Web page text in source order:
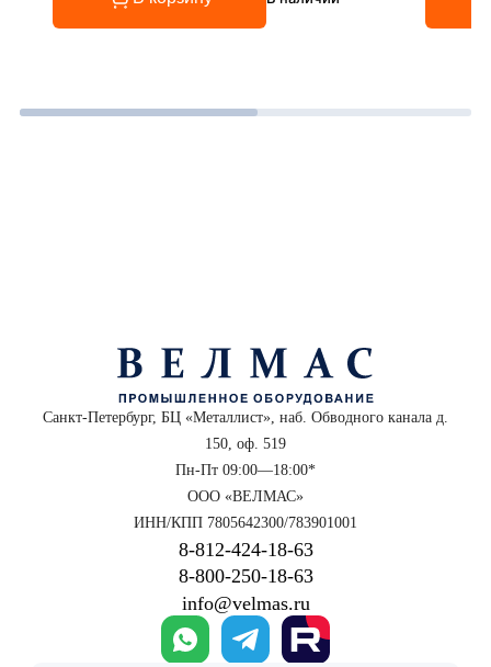
Санкт-Петербург, БЦ «Металлист», наб. Обводного канала д.
150, оф. 519
Пн-Пт 09:00—18:00*
ООО «ВЕЛМАС»
ИНН/КПП 7805642300/783901001
8‑812‑424‑18‑63
8‑800‑250‑18‑63
info@velmas.ru